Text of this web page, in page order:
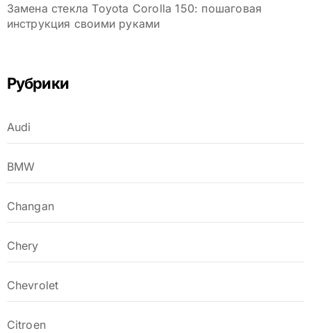
Замена стекла Toyota Corolla 150: пошаговая
инструкция своими руками
Рубрики
Audi
BMW
Changan
Chery
Chevrolet
Citroen